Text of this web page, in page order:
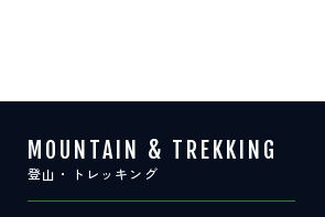
MOUNTAIN & TREKKING
登山・トレッキング